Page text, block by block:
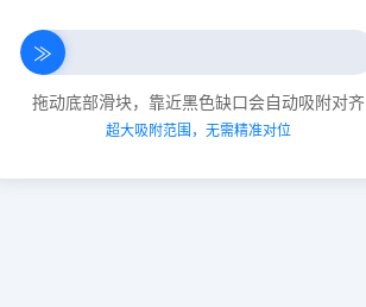
≫
拖动底部滑块，靠近黑色缺口会自动吸附对齐
超大吸附范围，无需精准对位